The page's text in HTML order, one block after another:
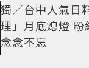
獨／台中人氣日
理」月底熄燈 粉
念念不忘